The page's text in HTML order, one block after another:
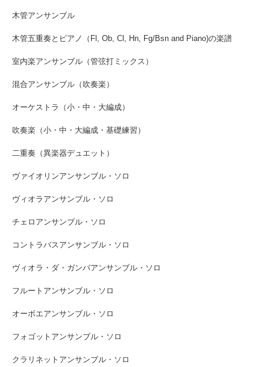
木管アンサンブル
木管五重奏とピアノ（Fl, Ob, Cl, Hn, Fg/Bsn and Piano)の楽譜
室内楽アンサンブル（管弦打ミックス）
混合アンサンブル（吹奏楽）
オーケストラ（小・中・大編成）
吹奏楽（小・中・大編成・基礎練習）
二重奏（異楽器デュエット）
ヴァイオリンアンサンブル・ソロ
ヴィオラアンサンブル・ソロ
チェロアンサンブル・ソロ
コントラバスアンサンブル・ソロ
ヴィオラ・ダ・ガンバアンサンブル・ソロ
フルートアンサンブル・ソロ
オーボエアンサンブル・ソロ
フォゴットアンサンブル・ソロ
クラリネットアンサンブル・ソロ